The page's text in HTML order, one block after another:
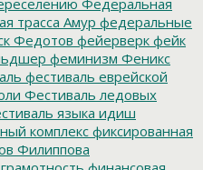
трасса Амур федеральные
Федотов фейерверк фейк
феминизм Феникс
фестиваль еврейской
Фестиваль ледовых
языка идиш
комплекс фиксированная
Филиппова